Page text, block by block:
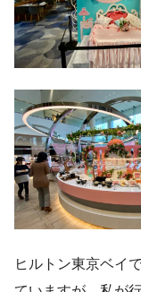
ヒルトン東京ベイ